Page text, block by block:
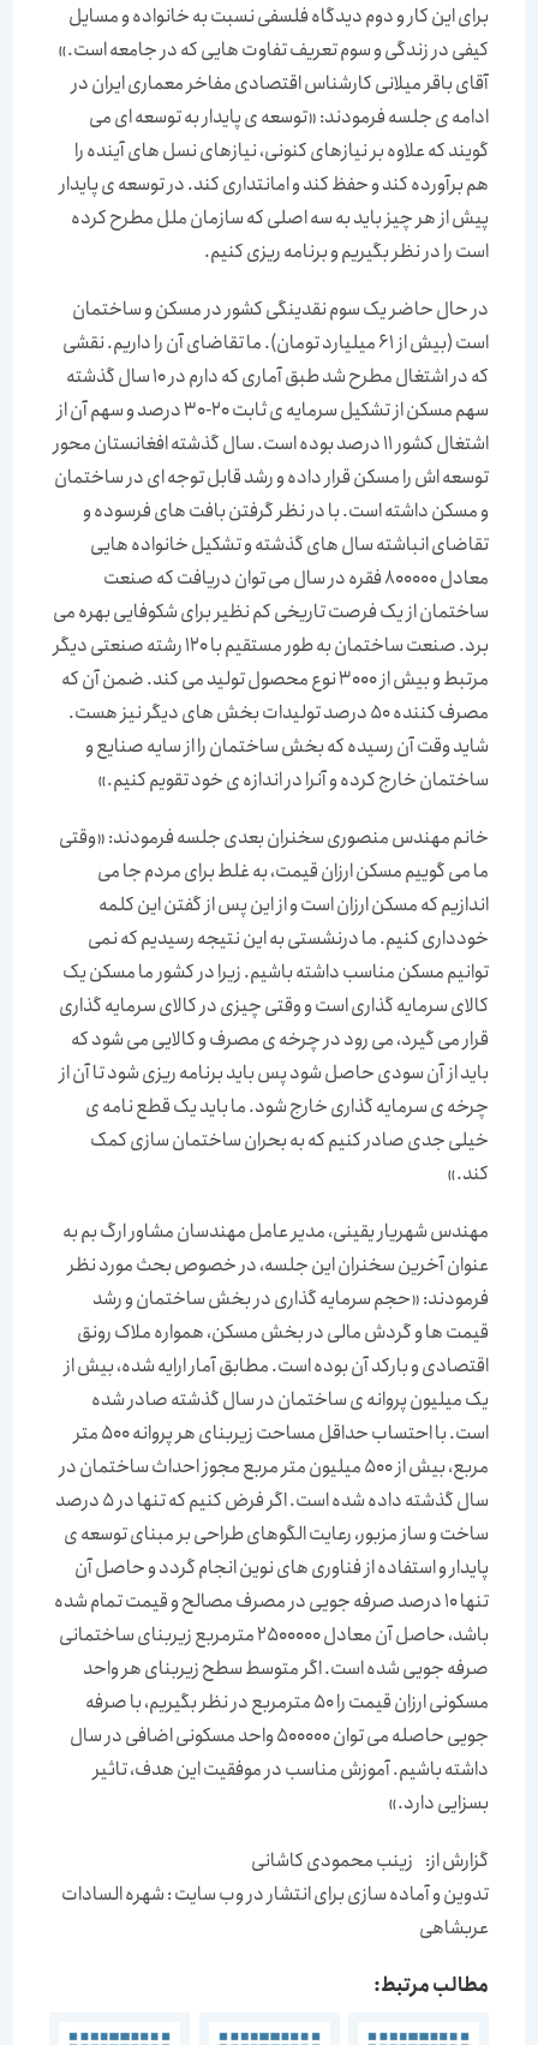
برای این کار و دوم دیدگاه فلسفی نسبت به خانواده و مسایل
کیفی در زندگی و سوم تعریف تفاوت هایی که در جامعه است.»
آقای باقر میلانی کارشناس اقتصادی مفاخر معماری ایران در
ادامه ی جلسه فرمودند: «توسعه ی پایدار به توسعه ای می
گویند که علاوه بر نیازهای کنونی، نیازهای نسل های آینده را
هم برآورده کند و حفظ کند و امانتداری کند. در توسعه ی پایدار
پیش از هر چیز باید به سه اصلی که سازمان ملل مطرح کرده
است را در نظر بگیریم و برنامه ریزی کنیم.
در حال حاضر یک سوم نقدینگی کشور در مسکن و ساختمان
است (بیش از 61 میلیارد تومان). ما تقاضای آن را داریم. نقشی
که در اشتغال مطرح شد طبق آماری که دارم در 10 سال گذشته
سهم مسکن از تشکیل سرمایه ی ثابت 20-30 درصد و سهم آن از
اشتغال کشور 11 درصد بوده است. سال گذشته افغانستان محور
توسعه اش را مسکن قرار داده و رشد قابل توجه ای در ساختمان
و مسکن داشته است. با در نظر گرفتن بافت های فرسوده و
تقاضای انباشته سال های گذشته و تشکیل خانواده هایی
معادل 800000 فقره در سال می توان دریافت که صنعت
ساختمان از یک فرصت تاریخی کم نظیر برای شکوفایی بهره می
برد. صنعت ساختمان به طور مستقیم با 120 رشته صنعتی دیگر
مرتبط و بیش از 3000 نوع محصول تولید می کند. ضمن آن که
مصرف کننده 50 درصد تولیدات بخش های دیگر نیز هست.
شاید وقت آن رسیده که بخش ساختمان را از سایه صنایع و
ساختمان خارج کرده و آنرا در اندازه ی خود تقویم کنیم.»
خانم مهندس منصوری سخنران بعدی جلسه فرمودند: «وقتی
ما می گوییم مسکن ارزان قیمت، به غلط برای مردم جا می
اندازیم که مسکن ارزان است و از این پس از گفتن این کلمه
خودداری کنیم. ما درنشستی به این نتیجه رسیدیم که نمی
توانیم مسکن مناسب داشته باشیم. زیرا در کشور ما مسکن یک
کالای سرمایه گذاری است و وقتی چیزی در کالای سرمایه گذاری
قرار می گیرد، می رود در چرخه ی مصرف و کالایی می شود که
باید از آن سودی حاصل شود پس باید برنامه ریزی شود تا آن از
چرخه ی سرمایه گذاری خارج شود. ما باید یک قطع نامه ی
خیلی جدی صادر کنیم که به بحران ساختمان سازی کمک
کند.»
مهندس شهریار یقینی، مدیر عامل مهندسان مشاور ارگ بم به
عنوان آخرین سخنران این جلسه، در خصوص بحث مورد نظر
فرمودند: «حجم سرمایه گذاری در بخش ساختمان و رشد
قیمت ها و گردش مالی در بخش مسکن، همواره ملاک رونق
اقتصادی و بارکد آن بوده است. مطابق آمار ارایه شده، بیش از
یک میلیون پروانه ی ساختمان در سال گذشته صادر شده
است. با احتساب حداقل مساحت زیربنای هر پروانه 500 متر
مربع، بیش از 500 میلیون متر مربع مجوز احداث ساختمان در
سال گذشته داده شده است. اگر فرض کنیم که تنها در 5 درصد
ساخت و ساز مزبور، رعایت الگوهای طراحی بر مبنای توسعه ی
پایدار و استفاده از فناوری های نوین انجام گردد و حاصل آن
تنها 10 درصد صرفه جویی در مصرف مصالح و قیمت تمام شده
باشد، حاصل آن معادل 2500000 مترمربع زیربنای ساختمانی
صرفه جویی شده است. اگر متوسط سطح زیربنای هر واحد
مسکونی ارزان قیمت را 50 مترمربع در نظر بگیریم، با صرفه
جویی حاصله می توان 500000 واحد مسکونی اضافی در سال
داشته باشیم. آموزش مناسب در موفقیت این هدف، تاثیر
بسزایی دارد.»
گزارش از: زینب محمودی کاشانی
تدوین و آماده سازی برای انتشار در وب سایت : شهره السادات
عربشاهی
مطالب مرتبط: